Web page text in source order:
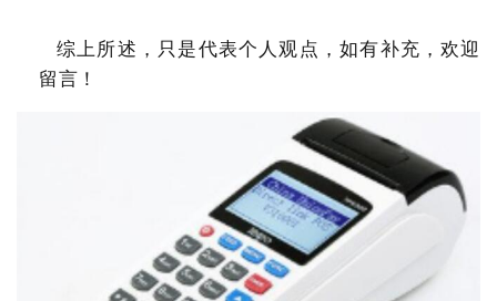
综上所述，只是代表个人观点，如有补充，欢迎
留言！